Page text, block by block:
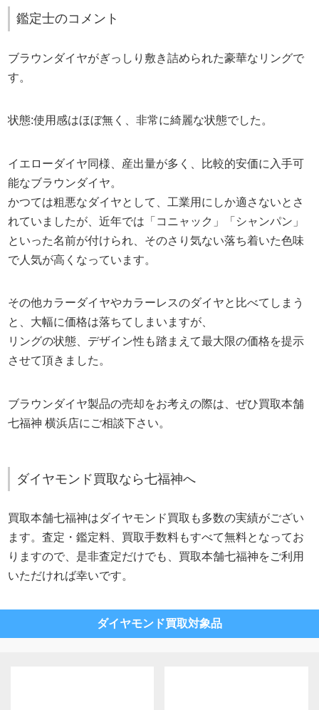
鑑定士のコメント
ブラウンダイヤがぎっしり敷き詰められた豪華なリングで
す。
状態:使用感はほぼ無く、非常に綺麗な状態でした。
イエローダイヤ同様、産出量が多く、比較的安価に入手可
能なブラウンダイヤ。
かつては粗悪なダイヤとして、工業用にしか適さないとさ
れていましたが、近年では「コニャック」「シャンパン」
といった名前が付けられ、そのさり気ない落ち着いた色味
で人気が高くなっています。
その他カラーダイヤやカラーレスのダイヤと比べてしまう
と、大幅に価格は落ちてしまいますが、
リングの状態、デザイン性も踏まえて最大限の価格を提示
させて頂きました。
ブラウンダイヤ製品の売却をお考えの際は、ぜひ買取本舗
七福神 横浜店にご相談下さい。
ダイヤモンド買取なら七福神へ
買取本舗七福神はダイヤモンド買取も多数の実績がござい
ます。査定・鑑定料、買取手数料もすべて無料となってお
りますので、是非査定だけでも、買取本舗七福神をご利用
いただければ幸いです。
ダイヤモンド買取対象品